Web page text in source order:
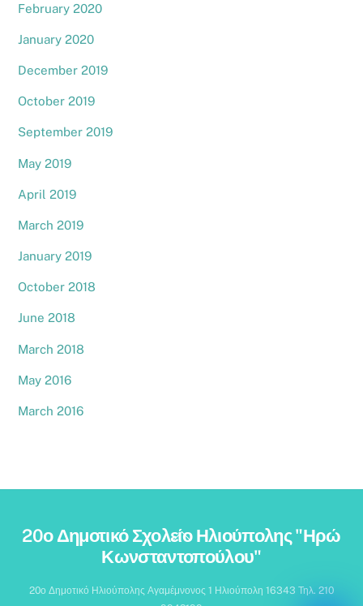
February 2020
January 2020
December 2019
October 2019
September 2019
May 2019
April 2019
March 2019
January 2019
October 2018
June 2018
March 2018
May 2016
March 2016
Back
To
20ο Δημοτικό Σχολείο Ηλιούπολης "Ηρώ
Κωνσταντοπούλου"
20ο Δημοτικό Ηλιούπολης Αγαμέμνονος 1 Ηλιούπολη 16343 Τηλ. 210